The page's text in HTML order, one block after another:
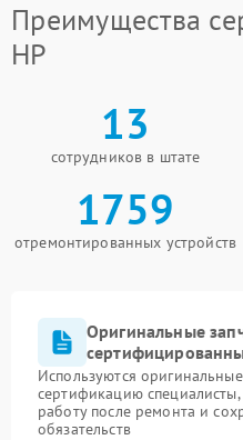
Преимущества
HP
13
сотрудников в штате
1759
отремонтированных устройств
Оригинальные
Используются
сертификацию
работу после ремонта и
обязательств